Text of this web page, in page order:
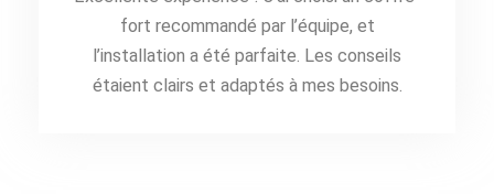
fort recommandé par l’équipe, et
l’installation a été parfaite. Les conseils
étaient clairs et adaptés à mes besoins.